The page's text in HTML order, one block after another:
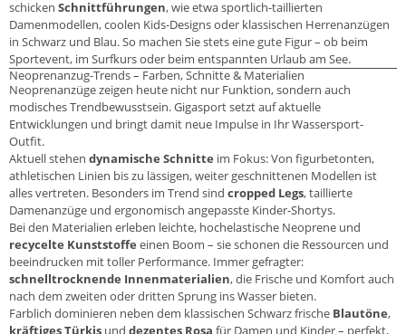
schicken Schnittführungen, wie etwa sportlich-taillierten
Damenmodellen, coolen Kids-Designs oder klassischen Herrenanzügen
in Schwarz und Blau. So machen Sie stets eine gute Figur – ob beim
Sportevent, im Surfkurs oder beim entspannten Urlaub am See.
Neoprenanzug-Trends – Farben, Schnitte & Materialien
Neoprenanzüge zeigen heute nicht nur Funktion, sondern auch
modisches Trendbewusstsein. Gigasport setzt auf aktuelle
Entwicklungen und bringt damit neue Impulse in Ihr Wassersport-
Outfit.
Aktuell stehen dynamische Schnitte im Fokus: Von figurbetonten,
athletischen Linien bis zu lässigen, weiter geschnittenen Modellen ist
alles vertreten. Besonders im Trend sind cropped Legs, taillierte
Damenanzüge und ergonomisch angepasste Kinder-Shortys.
Bei den Materialien erleben leichte, hochelastische Neoprene und
recycelte Kunststoffe einen Boom – sie schonen die Ressourcen und
beeindrucken mit toller Performance. Immer gefragter:
schnelltrocknende Innenmaterialien, die Frische und Komfort auch
nach dem zweiten oder dritten Sprung ins Wasser bieten.
Farblich dominieren neben dem klassischen Schwarz frische Blautöne,
kräftiges Türkis und dezentes Rosa für Damen und Kinder – perfekt,